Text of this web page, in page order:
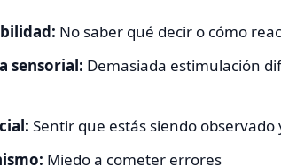
No saber qué decir o cómo
sensorial: Demasiada estimulación
Sentir que estás siendo observado
Miedo a cometer errores